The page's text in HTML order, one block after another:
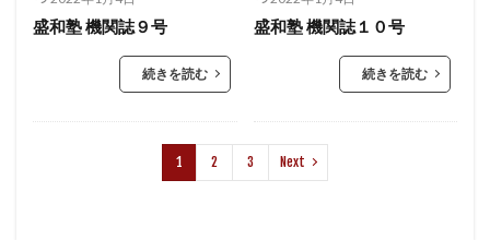
盛和塾 機関誌９号
続きを読む
盛和塾 機関誌１０号
続きを読む
1 2 3 Next